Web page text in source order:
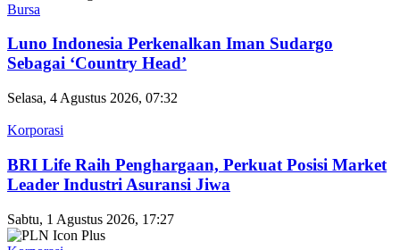
Bursa
Luno Indonesia Perkenalkan Iman Sudargo
Sebagai ‘Country Head’
Selasa, 4 Agustus 2026, 07:32
Korporasi
BRI Life Raih Penghargaan, Perkuat Posisi Market
Leader Industri Asuransi Jiwa
Sabtu, 1 Agustus 2026, 17:27